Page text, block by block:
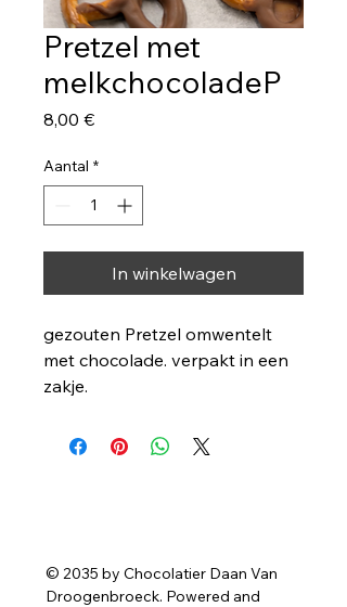
Pretzel met
melkchocoladeP
8,00 €Prijs
Aantal *
In winkelwagen
gezouten Pretzel omwentelt
met chocolade. verpakt in een
zakje.
© 2035 by Chocolatier Daan Van
Droogenbroeck. Powered and